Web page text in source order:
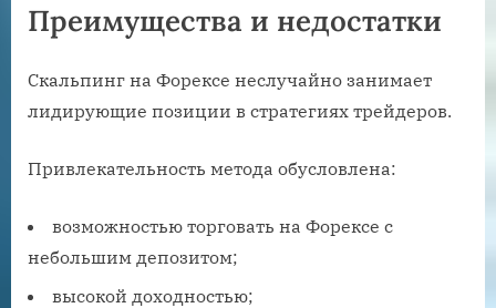
Преимущества и недостатки
Скальпинг на Форексе неслучайно занимает
лидирующие позиции в стратегиях трейдеров.
Привлекательность метода обусловлена:
возможностью торговать на Форексе с
небольшим депозитом;
высокой доходностью;